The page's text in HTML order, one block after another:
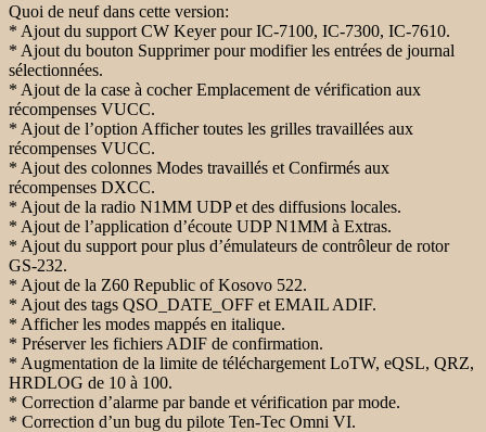
Quoi de neuf dans cette version:
* Ajout du support CW Keyer pour IC-7100, IC-7300, IC-7610.
* Ajout du bouton Supprimer pour modifier les entrées de journal
sélectionnées.
* Ajout de la case à cocher Emplacement de vérification aux
récompenses VUCC.
* Ajout de l’option Afficher toutes les grilles travaillées aux
récompenses VUCC.
* Ajout des colonnes Modes travaillés et Confirmés aux
récompenses DXCC.
* Ajout de la radio N1MM UDP et des diffusions locales.
* Ajout de l’application d’écoute UDP N1MM à Extras.
* Ajout du support pour plus d’émulateurs de contrôleur de rotor
GS-232.
* Ajout de la Z60 Republic of Kosovo 522.
* Ajout des tags QSO_DATE_OFF et EMAIL ADIF.
* Afficher les modes mappés en italique.
* Préserver les fichiers ADIF de confirmation.
* Augmentation de la limite de téléchargement LoTW, eQSL, QRZ,
HRDLOG de 10 à 100.
* Correction d’alarme par bande et vérification par mode.
* Correction d’un bug du pilote Ten-Tec Omni VI.